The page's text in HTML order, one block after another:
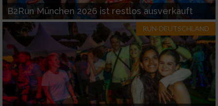
B2Run München 2026 ist restlos ausverkauft
RUN-DEUTSCHLAND